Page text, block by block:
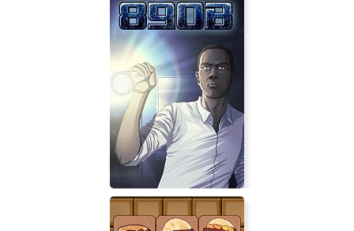
Puzzle Battler! Mirai